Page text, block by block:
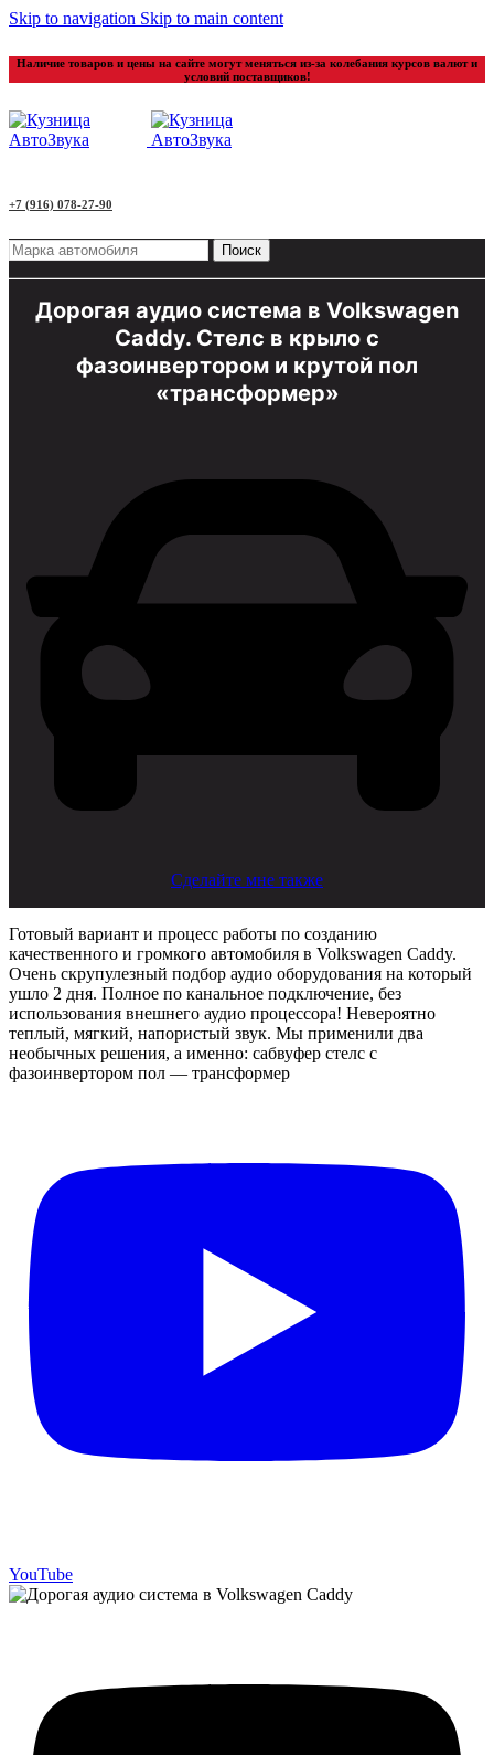
Skip to navigation Skip to main content
Наличие товаров и цены на сайте могут меняться из-за колебания курсов валют и
условий поставщиков!
+7 (916) 078-27-90
Поиск
Дорогая аудио система в Volkswagen
Caddy. Стелс в крыло с
фазоинвертором и крутой пол
«трансформер»
Сделайте мне также
Готовый вариант и процесс работы по созданию
качественного и громкого автомобиля в Volkswagen Caddy.
Очень скрупулезный подбор аудио оборудования на который
ушло 2 дня. Полное по канальное подключение, без
использования внешнего аудио процессора! Невероятно
теплый, мягкий, напористый звук. Мы применили два
необычных решения, а именно: сабвуфер стелс с
фазоинвертором пол — трансформер
YouTube